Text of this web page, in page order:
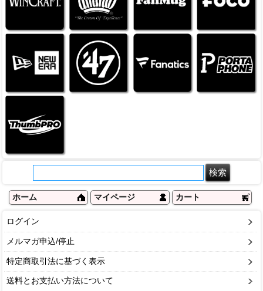
ホーム マイページ カート
ログイン
メルマガ申込/停止
特定商取引法に基づく表示
送料とお支払い方法について